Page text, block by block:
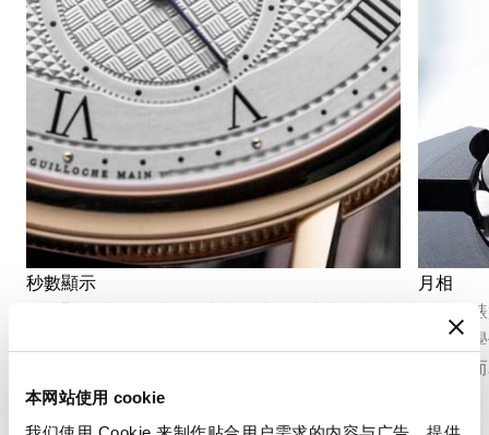
本网站使用 cookie
秒數顯示
秒針顯示功能可以精確地指示時間的流逝。根據
月相
月相在
具天文
詩意融